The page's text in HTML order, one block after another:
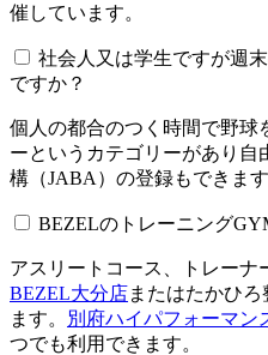
催しています。
社会人又は学生ですが週
ですか？
個人の都合のつく時間で野球
ーというカテゴリーがあり
構（JABA）の登録もできます
BEZELのトレーニング
アスリートコース、トレーナ
BEZEL大分店またはたかひ
ます。
別府ハイパフォーマン
つでも利用できます。